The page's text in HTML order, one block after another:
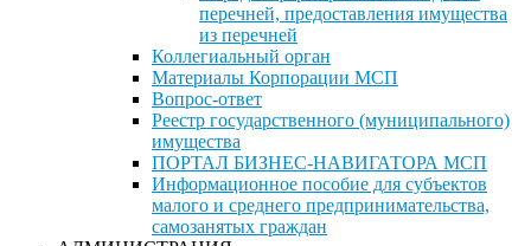
перечней, предоставления имущества
из перечней
Коллегиальный орган
Материалы Корпорации МСП
Вопрос-ответ
Реестр государственного (муниципального)
имущества
ПОРТАЛ БИЗНЕС-НАВИГАТОРА МСП
Информационное пособие для субъектов
малого и среднего предпринимательства,
самозанятых граждан